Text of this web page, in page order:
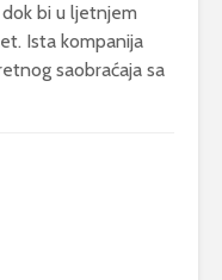
bi u ljetnjem
Ista kompanija
saobraćaja sa